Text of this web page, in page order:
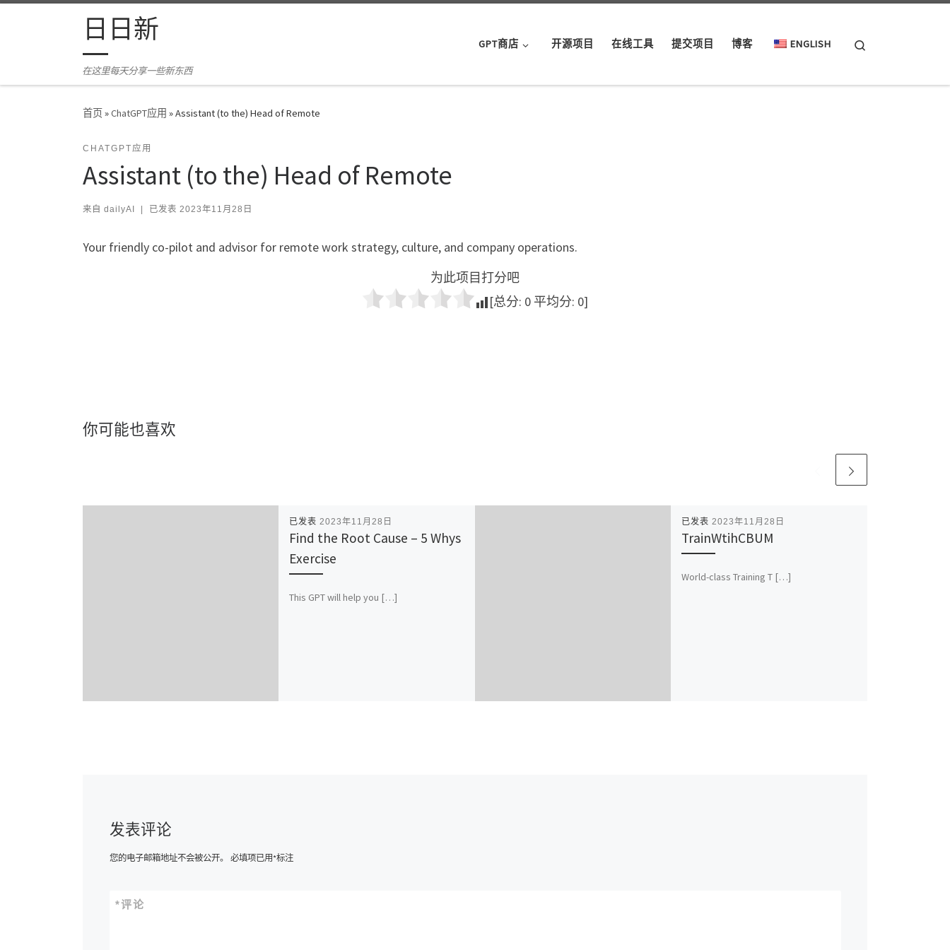
Skip to content日日新
在这里每天分享一些新东西
GPT商店 开源项目 在线工具 提交项目 博客 ENGLISH
首页»ChatGPT应用 »Assistant (to the) Head of Remote
CHATGPT应用
Assistant (to the) Head of Remote
来自 dailyAI 已发表 2023年11月28日
Your friendly co-pilot and advisor for remote work strategy, culture, and company operations.
为此项目打分吧
[总分: 0 平均分: 0]
你可能也喜欢
已发表 2023年11月28日
Find the Root Cause – 5 Whys
Exercise
This GPT will help you […]
已发表 2023年11月28日
TrainWtihCBUM
World-class Training T […]
发表评论
您的电子邮箱地址不会被公开。 必填项已用*标注
评论
*